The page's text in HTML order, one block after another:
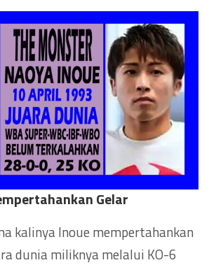
Gelar
kalinya Inoue mempertahankan
dunia miliknya melalui KO-6